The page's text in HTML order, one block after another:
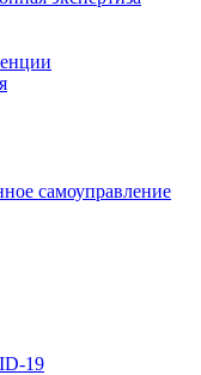
самоуправление
19